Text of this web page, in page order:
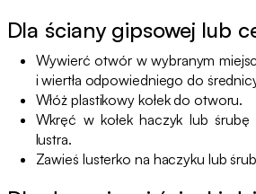
Dla ściany gipsowej lub
Wywierć otwór w wybranym
i wiertła odpowiedniego do
Włóż plastikowy kołek do otworu.
Wkręć w kołek haczyk lub
lustra.
Zawieś lusterko na haczyku lub